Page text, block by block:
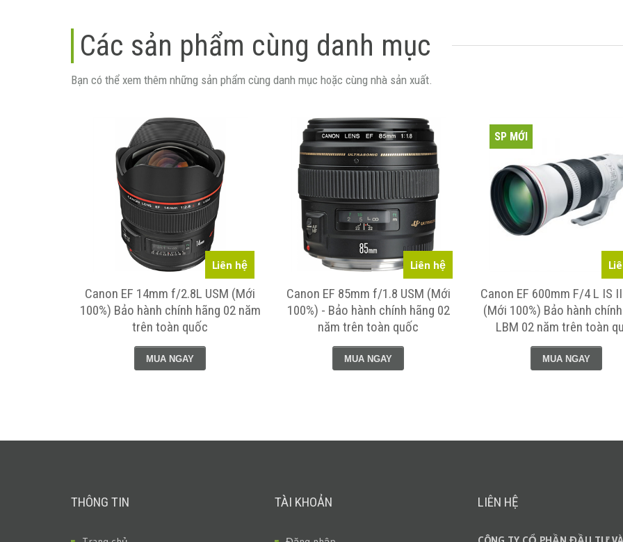
Các sản phẩm cùng danh mục
Bạn có thể xem thêm những sản phẩm cùng danh mục hoặc cùng nhà sản xuất.
Liên hệ
Canon EF 14mm f/2.8L USM (Mới
100%) Bảo hành chính hãng 02 năm
trên toàn quốc
MUA NGAY
Liên hệ
Canon EF 85mm f/1.8 USM (Mới
100%) - Bảo hành chính hãng 02
năm trên toàn quốc
MUA NGAY
SP MỚI
Canon EF 600mm F/4 L IS
(Mới 100%) Bảo hành
LBM 02 năm trên toàn
MUA NGAY
THÔNG TIN TÀI KHOẢN LIÊN HỆ